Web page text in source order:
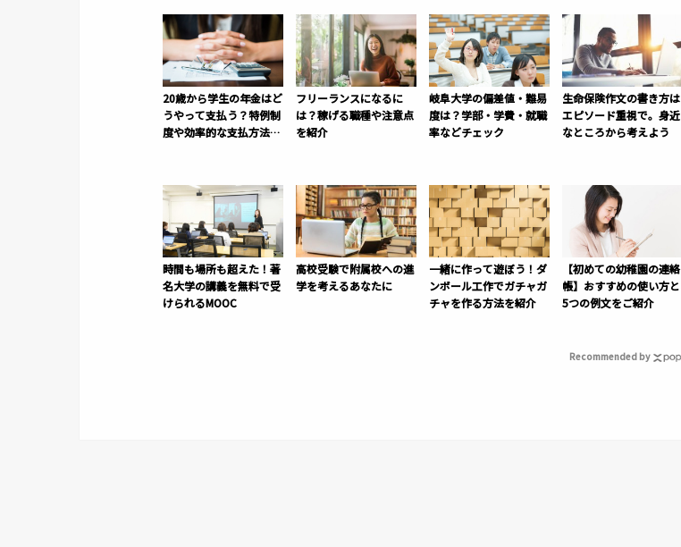
20歳から学生の年金はど
うやって支払う？特例制
度や効率的な支払方法ま
フリーランスになるに
は？稼げる職種や注意点
を紹介
岐阜大学の偏差値・難易
度は？学部・学費・就職
率などチェック
生命保険作文の書き方は
エピソード重視で。身近
なところから考えよう
時間も場所も超えた！著
名大学の講義を無料で受
けられるMOOC
高校受験で附属校への進
学を考えるあなたに
一緒に作って遊ぼう！ダ
ンボール工作でガチャガ
チャを作る方法を紹介
【初めての幼稚園の連絡
帳】おすすめの使い方と
5つの例文をご紹介
Recommended by